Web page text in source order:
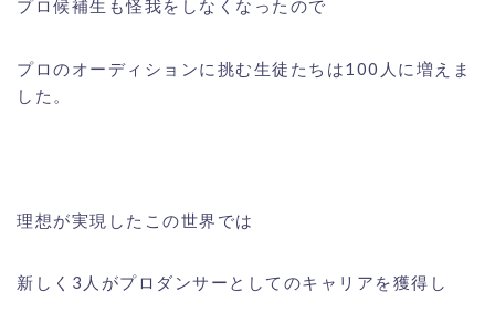
プロ候補生も怪我をしなくなったので
プロのオーディションに挑む生徒たちは100人に増えま
した。
理想が実現したこの世界では
新しく3人がプロダンサーとしてのキャリアを獲得し